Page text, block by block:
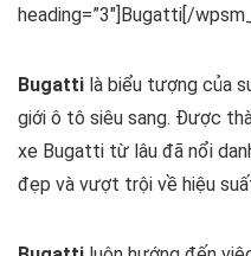
heading=”3″]Bugatti[/
Bugatti là biểu tượng của
giới ô tô siêu sang. Được
xe Bugatti từ lâu đã nổi
đẹp và vượt trội về hiệu